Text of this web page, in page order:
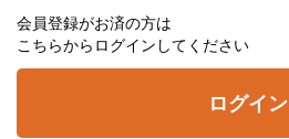
会員登録がお済の方は
こちらからログインしてください
ログイン